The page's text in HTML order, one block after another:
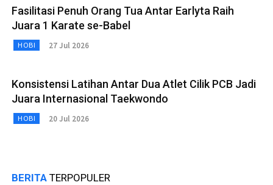
Fasilitasi Penuh Orang Tua Antar Earlyta Raih
Juara 1 Karate se-Babel
HOBI 27 Jul 2026
Konsistensi Latihan Antar Dua Atlet Cilik PCB Jadi
Juara Internasional Taekwondo
HOBI 20 Jul 2026
BERITA TERPOPULER